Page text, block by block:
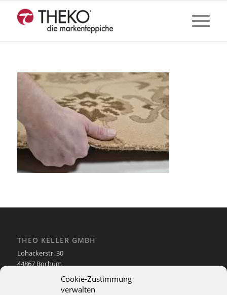
Cookie-Zustimmung
verwalten
THEO KELLER GMBH
Lohackerstr. 30
44867 Bochum
phone: + 49 (2327) 3083 - 20
info@theko-collection.com